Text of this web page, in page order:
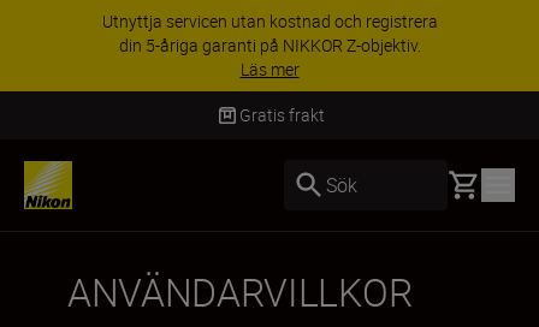
Utnyttja servicen utan kostnad och registrera
din 5-åriga garanti på NIKKOR Z-objektiv.
Läs mer
Gratis frakt
Sök Basket
ANVÄNDARVILLKOR